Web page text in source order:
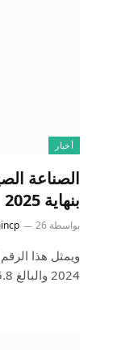
أخبار
بنهاية 2025
بواسطة 26 ديسمبر، 2025
ويمثل هذا
2024 والبالغ 5.8 بالمئة، إلا أنه يعكس تباطؤاً نسبياً مقارنة…